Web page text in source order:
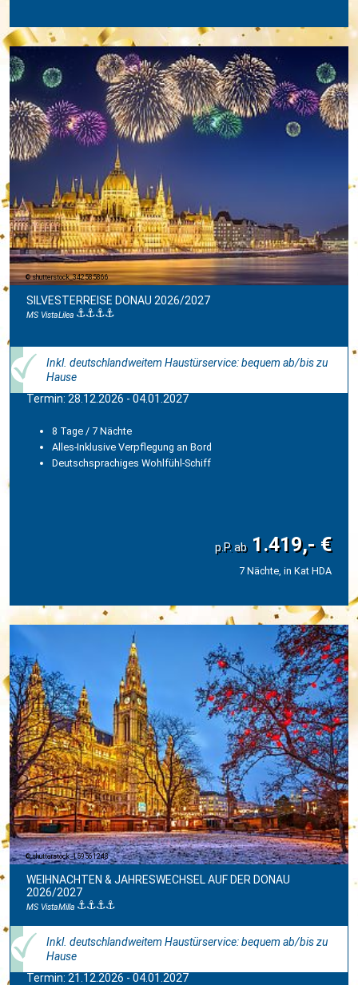
shutterstock_342585866
SILVESTERREISE DONAU 2026/2027
MS VistaLilea
Inkl. deutschlandweitem Haustürservice: bequem ab/bis zu
Hause
Termin: 28.12.2026 - 04.01.2027
8 Tage / 7 Nächte
Alles-Inklusive Verpflegung an Bord
Deutschsprachiges Wohlfühl-Schiff
1.419,- €
7 Nächte, in Kat HDA
shutterstock_159561248
WEIHNACHTEN & JAHRESWECHSEL AUF DER DONAU
2026/2027
MS VistaMilla
Inkl. deutschlandweitem Haustürservice: bequem ab/bis zu
Hause
Termin: 21.12.2026 - 04.01.2027